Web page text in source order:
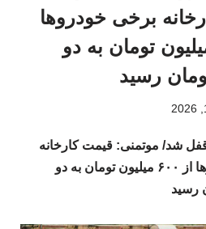
برخی خودروها
۶۰۰ میلیون تومان به دو
رسید
قفل شد/ موتمنی: قیمت کارخانه
برخی خودروها از ۶۰۰ میلیون تومان به دو
رسید